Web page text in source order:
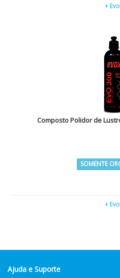
+
Composto Polidor de
SOMENTE
+
Ajuda e Suporte